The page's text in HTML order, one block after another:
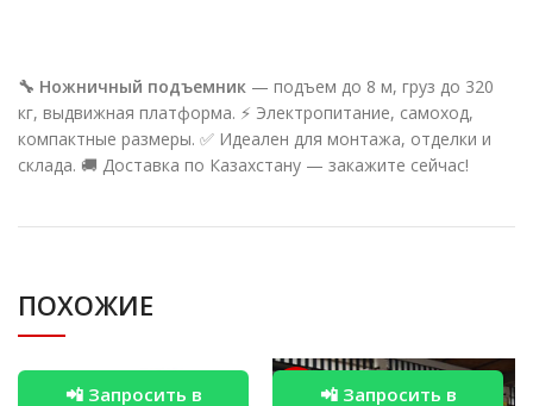
🔧 Ножничный подъемник — подъем до 8 м, груз до 320
кг, выдвижная платформа. ⚡ Электропитание, самоход,
компактные размеры. ✅ Идеален для монтажа, отделки и
склада. 🚚 Доставка по Казахстану — закажите сейчас!
ПОХОЖИЕ
📲 Запросить в
📲 Запросить в